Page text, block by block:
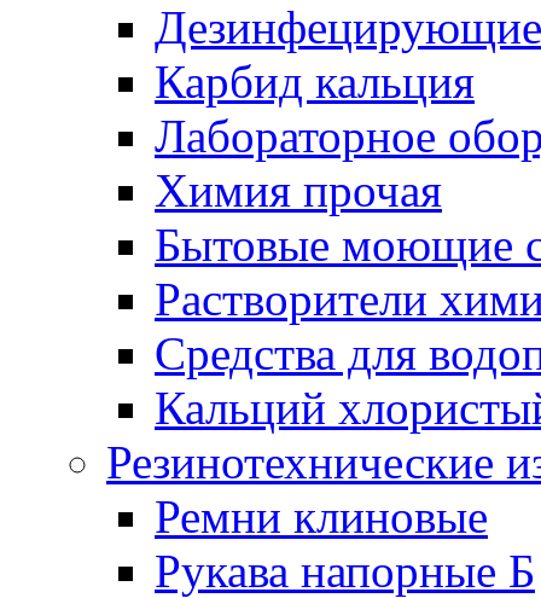
Дезинфецирующие
Карбид кальция
Лабораторное
Химия прочая
Бытовые моющие
Растворители
Средства для
Кальций
Резинотехнические
Ремни клиновые
Рукава напорные Б